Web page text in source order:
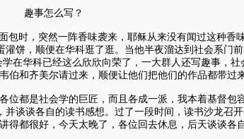
？
包时，突然一阵香味袭来，耶稣从来没有闻过这种香
饼，顺便在华科逛了逛。当他半夜溜达到社会系门
在华科已经这么欣欣向荣了，一大群人还写趣事，
伯和齐美尔请过来，顺便让他们把他们的作品都带
位都是社会学的巨匠，而且各成一派，我本着基督
谈谈各自的读书感想。过了一段时间，读书沙龙召
得都很好，今天太晚了，各位回去休息，后天谈谈各